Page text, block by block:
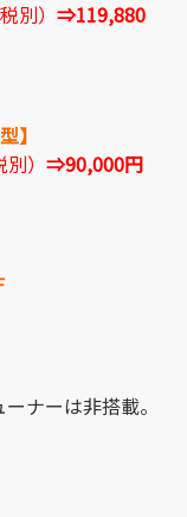
別） ⇒119,880
】
） ⇒90,000円
ナーは非搭載。